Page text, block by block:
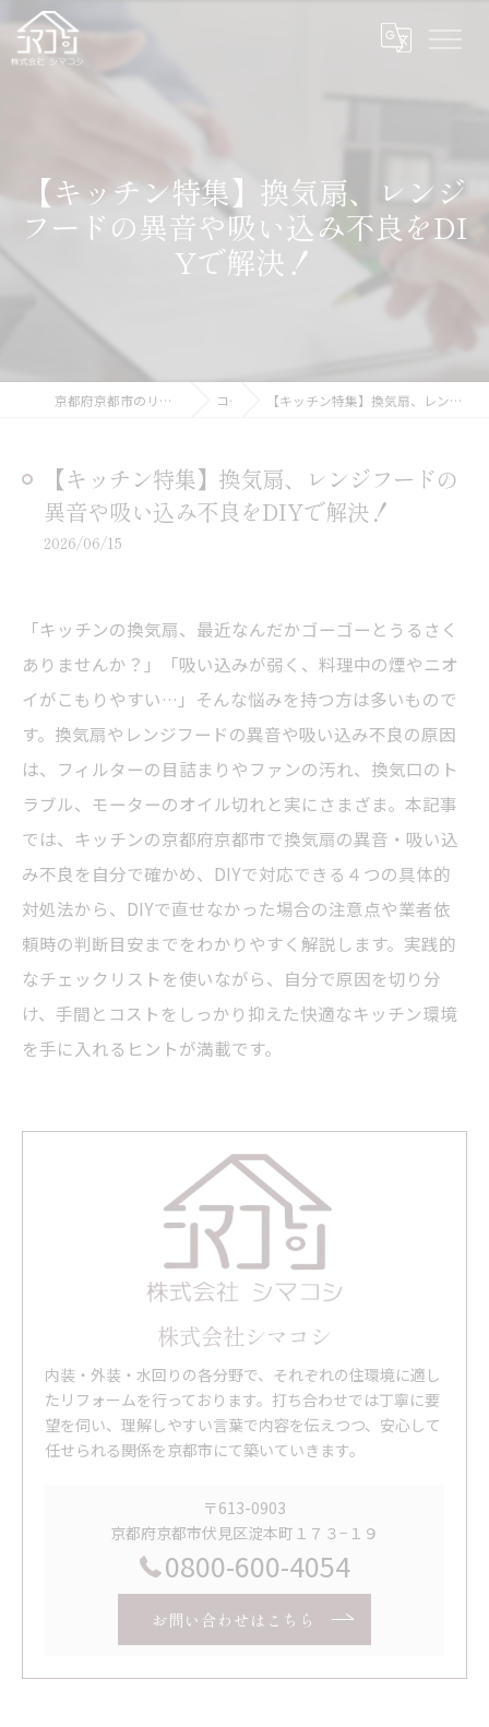
【キッチン特集】換気扇、レンジ
フードの異音や吸い込み不良をDI
Yで解決！
京都府京都市のリフォームなら株式会社シマコシ コラム 【キッチン特集】換気扇、レンジフードの異音や吸い込み不良をDIYで解決！
【キッチン特集】換気扇、レンジフードの
異音や吸い込み不良をDIYで解決！
2026/06/15
「キッチンの換気扇、最近なんだかゴーゴーとうるさく
ありませんか？」「吸い込みが弱く、料理中の煙やニオ
イがこもりやすい…」そんな悩みを持つ方は多いもので
す。換気扇やレンジフードの異音や吸い込み不良の原因
は、フィルターの目詰まりやファンの汚れ、換気口のト
ラブル、モーターのオイル切れと実にさまざま。本記事
では、キッチンの京都府京都市で換気扇の異音・吸い込
み不良を自分で確かめ、DIYで対応できる４つの具体的
対処法から、DIYで直せなかった場合の注意点や業者依
頼時の判断目安までをわかりやすく解説します。実践的
なチェックリストを使いながら、自分で原因を切り分
け、手間とコストをしっかり抑えた快適なキッチン環境
を手に入れるヒントが満載です。
株式会社シマコシ
内装・外装・水回りの各分野で、それぞれの住環境に適し
たリフォームを行っております。打ち合わせでは丁寧に要
望を伺い、理解しやすい言葉で内容を伝えつつ、安心して
任せられる関係を京都市にて築いていきます。
〒613-0903
京都府京都市伏見区淀本町１７３−１９
0800-600-4054
お問い合わせはこちら